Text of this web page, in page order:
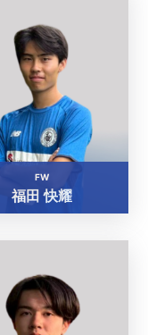
FW
福田 快耀